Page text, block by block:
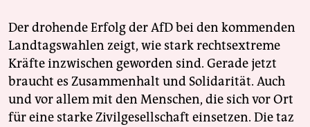
Der drohende Erfolg der AfD bei den kommenden
Landtagswahlen zeigt, wie stark rechtsextreme
Kräfte inzwischen geworden sind. Gerade jetzt
braucht es Zusammenhalt und Solidarität. Auch
und vor allem mit den Menschen, die sich vor Ort
für eine starke Zivilgesellschaft einsetzen. Die taz